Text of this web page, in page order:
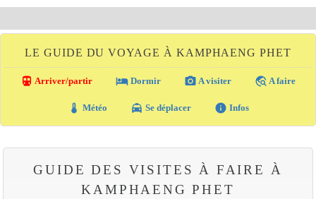
LE GUIDE DU VOYAGE À KAMPHAENG PHET
directions_transit Arriver/partir local_hotel Dormir photo_camera A visiter travel_explore A faire
thermostat Météo local_taxi Se déplacer info Infos
GUIDE DES VISITES À FAIRE À
KAMPHAENG PHET